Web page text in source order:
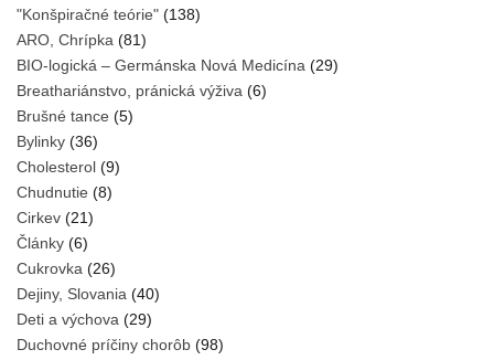
"Konšpiračné teórie" (138)
ARO, Chrípka (81)
BIO-logická – Germánska Nová Medicína (29)
Breathariánstvo, pránická výživa (6)
Brušné tance (5)
Bylinky (36)
Cholesterol (9)
Chudnutie (8)
Cirkev (21)
Články (6)
Cukrovka (26)
Dejiny, Slovania (40)
Deti a výchova (29)
Duchovné príčiny chorôb (98)